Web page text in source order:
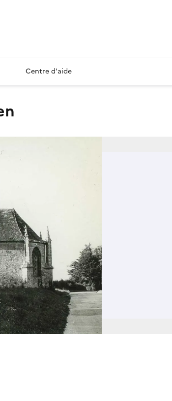
Centre d'aide